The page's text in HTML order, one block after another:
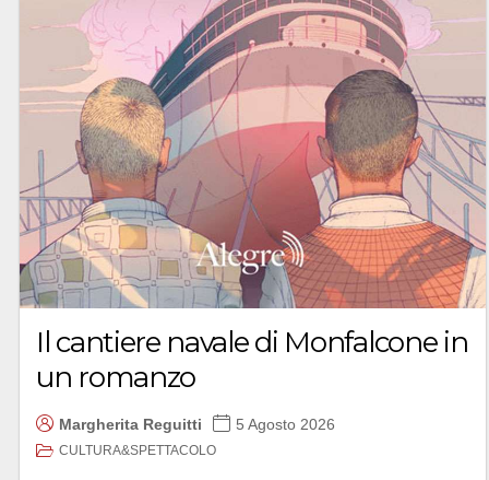
Il cantiere navale di Monfalcone in
un romanzo
Margherita Reguitti 5 Agosto 2026
CULTURA&SPETTACOLO